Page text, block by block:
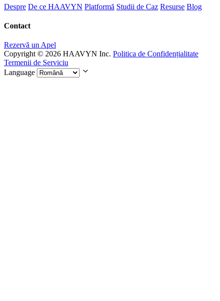
Despre De ce HAAVYN Platformă Studii de Caz Resurse Blog
Contact
Rezervă un Apel
Copyright © 2026 HAAVYN Inc. Politica de Confidențialitate
Termenii de Serviciu
Language